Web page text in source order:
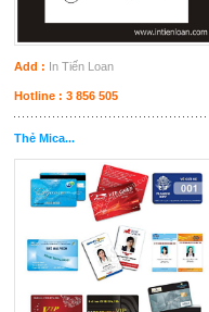
Add : In Tiến Loan
Hotline : 3 856 505
Thẻ Mica...